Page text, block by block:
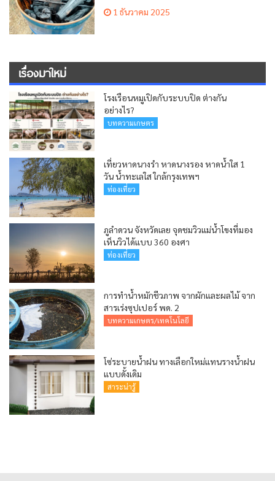
1 ธันวาคม 2025
เรื่องมาใหม่
โรงเรือนหมูเปิดกับระบบปิด ต่างกัน
อย่างไร?
บทความเกษตร
เที่ยวหาดนางรำ หาดนางรอง หาดน้ำใส 1
วัน น้ำทะเลใส ใกล้กรุงเทพฯ
ท่องเที่ยว
ภูลำดวน จังหวัดเลย จุดชมวิวแม่น้ำโขงที่มอง
เห็นวิวได้แบบ 360 องศา
ท่องเที่ยว
การทำน้ำหมักชีวภาพ จากผักและผลไม้ จาก
สารเร่งซุปเปอร์ พด. 2
บทความเกษตร/เทคโนโลยี
โซ่ระบายน้ำฝน ทางเลือกใหม่แทนรางน้ำฝน
แบบดั้งเดิม
สาระน่ารู้